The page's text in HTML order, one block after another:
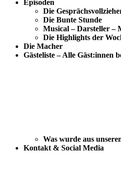
Episoden
Die
Die Bunte Stunde
Musical – Darsteller –
Die Highlights der
Die Macher
Gästeliste – Alle Gäst:innen
Was wurde aus
Kontakt & Social Media